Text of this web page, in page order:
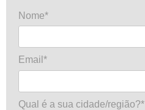
Nome*
Email*
Qual é a sua cidade/região?*